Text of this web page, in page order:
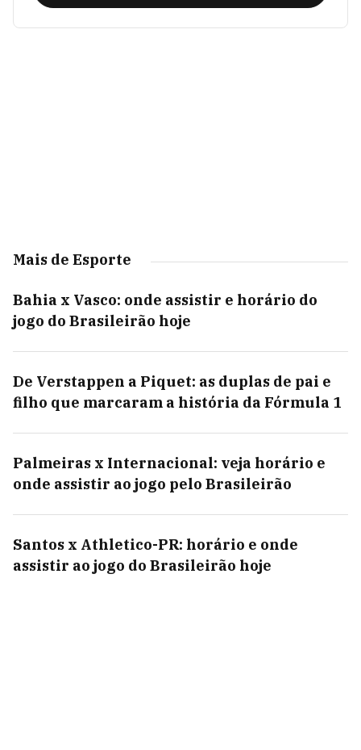
Mais de Esporte
Bahia x Vasco: onde assistir e horário do
jogo do Brasileirão hoje
De Verstappen a Piquet: as duplas de pai e
filho que marcaram a história da Fórmula 1
Palmeiras x Internacional: veja horário e
onde assistir ao jogo pelo Brasileirão
Santos x Athletico-PR: horário e onde
assistir ao jogo do Brasileirão hoje